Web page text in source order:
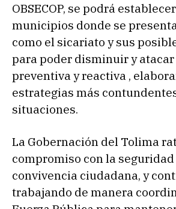
OBSECOP, se podrá
municipios donde se
como el sicariato y sus
para poder disminuir y
preventiva y reactiva ,
estrategias más
situaciones.
La Gobernación del Tolima
compromiso con la seguridad
convivencia ciudadana, y
trabajando de manera